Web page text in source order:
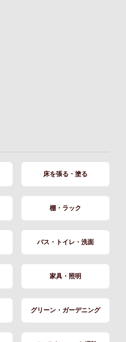
床を張る・塗る
棚・ラック
バス・トイレ・洗面
家具・照明
グリーン・ガーデニング